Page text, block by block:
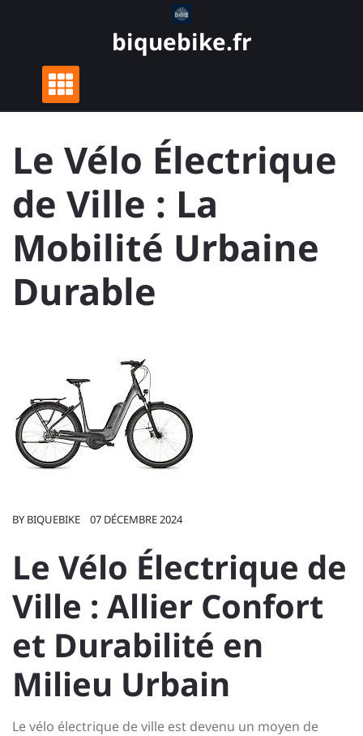
biquebike.fr
Le Vélo Électrique
de Ville : La
Mobilité Urbaine
Durable
BY BIQUEBIKE 07 DÉCEMBRE 2024
Le Vélo Électrique de
Ville : Allier Confort
et Durabilité en
Milieu Urbain
Le vélo électrique de ville est devenu un moyen de